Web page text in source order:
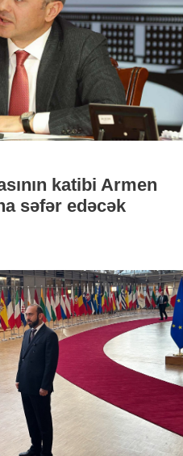
katibi Armen
səfər edəcək